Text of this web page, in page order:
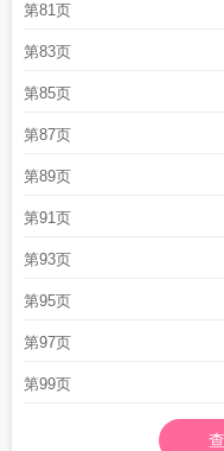
第81页
第83页
第85页
第87页
第89页
第91页
第93页
第95页
第97页
第99页